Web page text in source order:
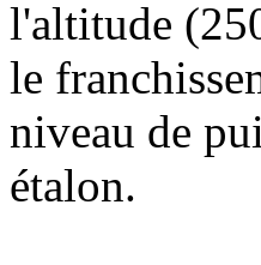
l'altitude
le
niveau de
étalon.